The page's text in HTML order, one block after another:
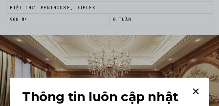
Thông tin luôn cập nhật
BIỆT THỰ, PENTHOUSE, DUPLEX
900 M² 0 TUẦN